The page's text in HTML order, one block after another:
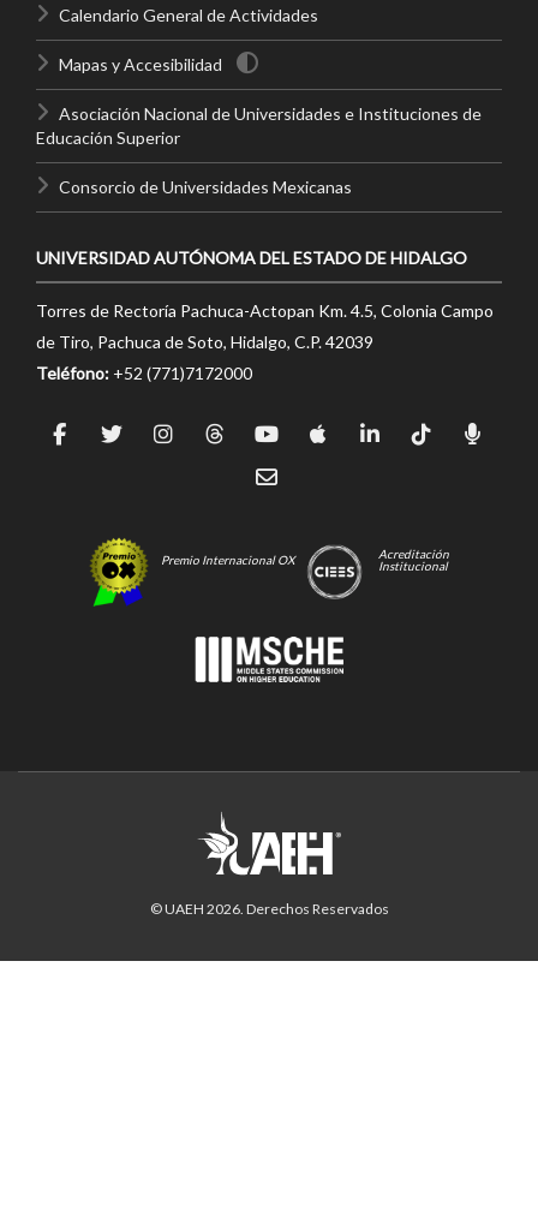
Calendario General de Actividades
Mapas y Accesibilidad
Asociación Nacional de Universidades e Instituciones de
Educación Superior
Consorcio de Universidades Mexicanas
UNIVERSIDAD AUTÓNOMA DEL ESTADO DE HIDALGO
Torres de Rectoría Pachuca-Actopan Km. 4.5, Colonia Campo
de Tiro, Pachuca de Soto, Hidalgo, C.P. 42039
Teléfono: +52 (771)7172000
Premio Internacional OX
Acreditación
Institucional
© UAEH 2026. Derechos Reservados